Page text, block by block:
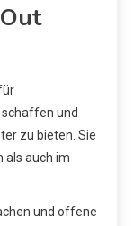
und
zu bieten. Sie
als auch im
und offene